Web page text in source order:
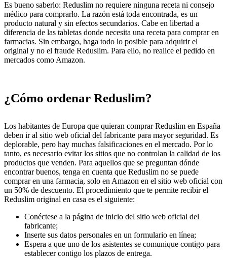
Es bueno saberlo: Reduslim no requiere ninguna receta ni consejo
médico para comprarlo. La razón está toda encontrada, es un
producto natural y sin efectos secundarios. Cabe en libertad a
diferencia de las tabletas donde necesita una receta para comprar en
farmacias. Sin embargo, haga todo lo posible para adquirir el
original y no el fraude Reduslim. Para ello, no realice el pedido en
mercados como Amazon.
¿Cómo ordenar Reduslim?
Los habitantes de Europa que quieran comprar Reduslim en España
deben ir al sitio web oficial del fabricante para mayor seguridad. Es
deplorable, pero hay muchas falsificaciones en el mercado. Por lo
tanto, es necesario evitar los sitios que no controlan la calidad de los
productos que venden. Para aquellos que se preguntan dónde
encontrar buenos, tenga en cuenta que Reduslim no se puede
comprar en una farmacia, solo en Amazon en el sitio web oficial con
un 50% de descuento. El procedimiento que te permite recibir el
Reduslim original en casa es el siguiente:
Conéctese a la página de inicio del sitio web oficial del
fabricante;
Inserte sus datos personales en un formulario en línea;
Espera a que uno de los asistentes se comunique contigo para
establecer contigo los plazos de entrega.